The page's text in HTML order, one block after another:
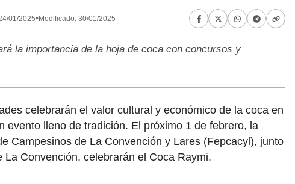
01/2025•Modificado: 30/01/2025
la importancia de la hoja de coca con concursos y
celebrarán el valor cultural y económico de la coca en
evento lleno de tradición. El próximo 1 de febrero, la
Campesinos de La Convención y Lares (Fepcacyl), junto
La Convención, celebrarán el Coca Raymi.